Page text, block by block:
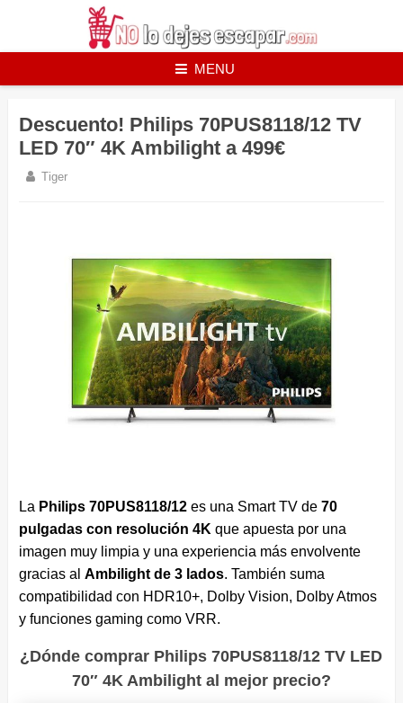
MENU
Descuento! Philips 70PUS8118/12 TV
LED 70″ 4K Ambilight a 499€
Tiger
La Philips 70PUS8118/12es una Smart TV de 70
pulgadas con resolución 4K que apuesta por una
imagen muy limpia y una experiencia más envolvente
gracias al Ambilight de 3 lados. También suma
compatibilidad con HDR10+, Dolby Vision, Dolby Atmos
y funciones gaming como VRR.
¿Dónde comprar Philips 70PUS8118/12 TV LED
70″ 4K Ambilight al mejor precio?